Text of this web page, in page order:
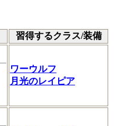
習得するクラス/装備
ワーウルフ
月光のレイピア